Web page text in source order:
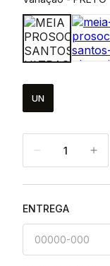
UN
1
ENTREGA